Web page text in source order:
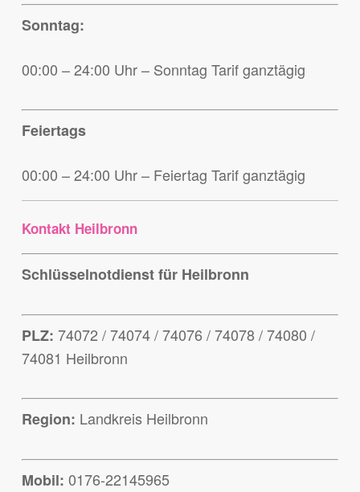
Sonntag:
00:00 – 24:00 Uhr – Sonntag Tarif ganztägig
Feiertags
00:00 – 24:00 Uhr – Feiertag Tarif ganztägig
Kontakt Heilbronn
Schlüsselnotdienst für Heilbronn
PLZ: 74072 / 74074 / 74076 / 74078 / 74080 /
74081 Heilbronn
Region: Landkreis Heilbronn
Mobil: 0176-22145965